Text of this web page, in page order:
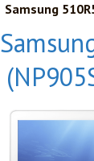
Samsung